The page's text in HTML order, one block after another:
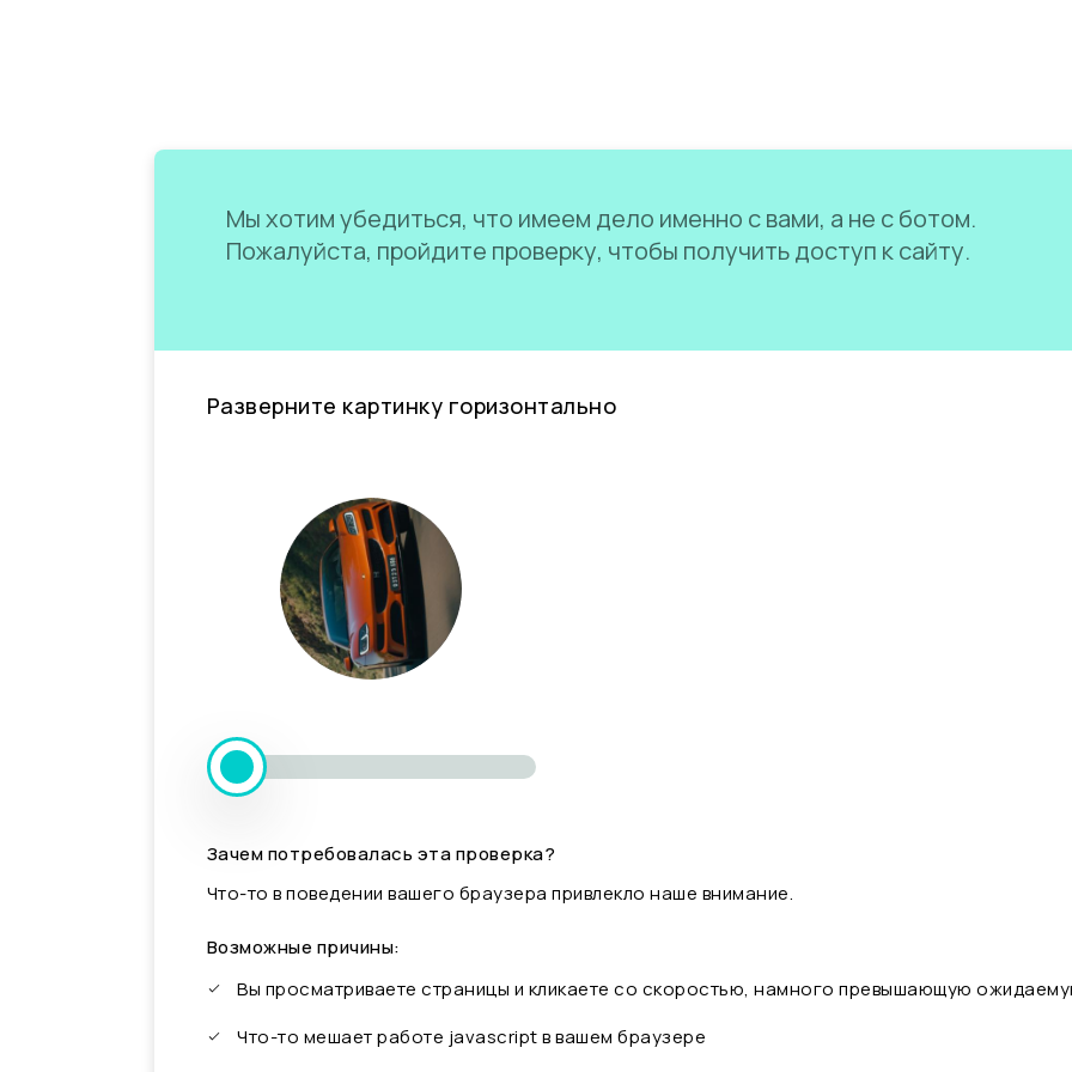
Мы хотим убедиться, что имеем дело именно с вами, а не с ботом.
Пожалуйста, пройдите проверку, чтобы получить доступ к сайту.
Разверните картинку горизонтально
Зачем потребовалась эта проверка?
Что-то в поведении вашего браузера привлекло наше внимание.
Возможные причины:
Вы просматриваете страницы и кликаете со скоростью, намного превышающую
Что-то мешает работе javascript в вашем браузере